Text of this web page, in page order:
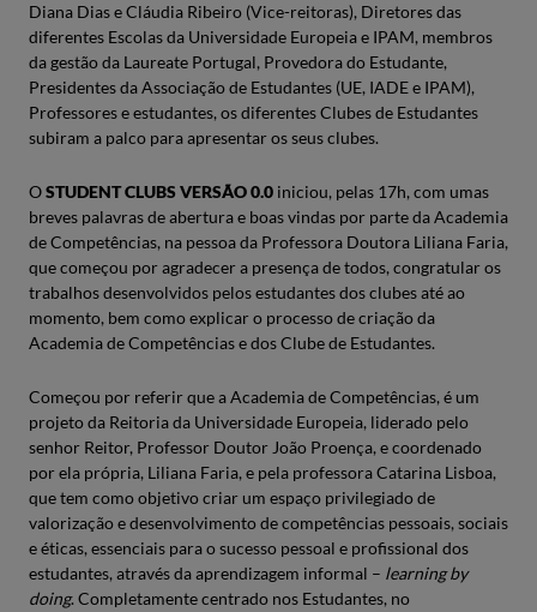
Diana Dias e Cláudia Ribeiro (Vice-reitoras), Diretores das
diferentes Escolas da Universidade Europeia e IPAM, membros
da gestão da Laureate Portugal, Provedora do Estudante,
Presidentes da Associação de Estudantes (UE, IADE e IPAM),
Professores e estudantes, os diferentes Clubes de Estudantes
subiram a palco para apresentar os seus clubes.
OSTUDENT CLUBS VERSÃO 0.0 iniciou, pelas 17h, com umas
breves palavras de abertura e boas vindas por parte da Academia
de Competências, na pessoa da Professora Doutora Liliana Faria,
que começou por agradecer a presença de todos, congratular os
trabalhos desenvolvidos pelos estudantes dos clubes até ao
momento, bem como explicar o processo de criação da
Academia de Competências e dos Clube de Estudantes.
Começou por referir que a Academia de Competências, é um
projeto da Reitoria da Universidade Europeia, liderado pelo
senhor Reitor, Professor Doutor João Proença, e coordenado
por ela própria, Liliana Faria, e pela professora Catarina Lisboa,
que tem como objetivo criar um espaço privilegiado de
valorização e desenvolvimento de competências pessoais, sociais
e éticas, essenciais para o sucesso pessoal e profissional dos
estudantes, através da aprendizagem informal – learning by
doing. Completamente centrado nos Estudantes, no